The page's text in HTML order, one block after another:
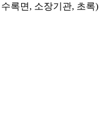
록면, 소장기관, 초록)